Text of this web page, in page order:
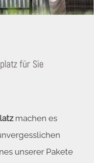
für Sie
machen es
unserer Pakete